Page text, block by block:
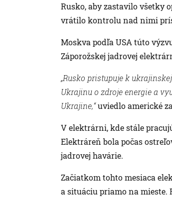
Rusko, aby zastavilo všetky
vrátilo kontrolu nad nimi
Moskva podľa USA túto
Záporožskej jadrovej
„Rusko pristupuje k
Ukrajinu o zdroje energie a
Ukrajine,“uviedlo americké
V elektrárni, kde stále
Elektráreň bola počas
jadrovej havárie.
Začiatkom tohto mesiaca
a situáciu priamo na mieste.